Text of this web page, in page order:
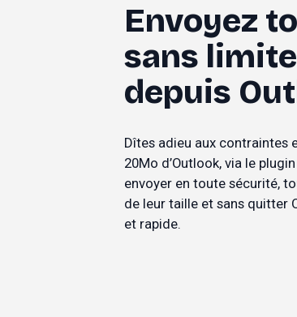
Envoyez
sans
depuis
Dîtes adieu aux contraintes
20Mo d’Outlook, via le
envoyer en toute sécurité,
de leur taille et sans quitter
et rapide.